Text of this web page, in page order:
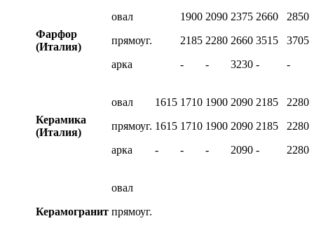
Фарфор
(Италия)
овал
прямоуг.
арка
1900
2185
-
2090
2280
-
2375
2660
3230
2660
3515
-
2850
3705
-
Керамика
(Италия)
овал
прямоуг.
арка
1615
1615
-
1710
1710
-
1900
1900
-
2090
2090
2090
2185
2185
-
2280
2280
2280
Керамогранит
овал
прямоуг.